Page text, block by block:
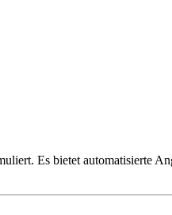
Es bietet automatisierte